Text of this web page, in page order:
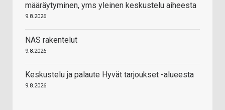
määräytyminen, yms yleinen keskustelu aiheesta
9.8.2026
NAS rakentelut
9.8.2026
Keskustelu ja palaute Hyvät tarjoukset -alueesta
9.8.2026